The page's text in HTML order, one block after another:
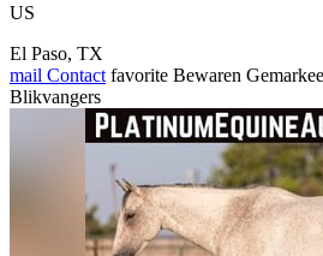
US
El Paso, TX
mail Contact favorite Bewaren
Blikvangers